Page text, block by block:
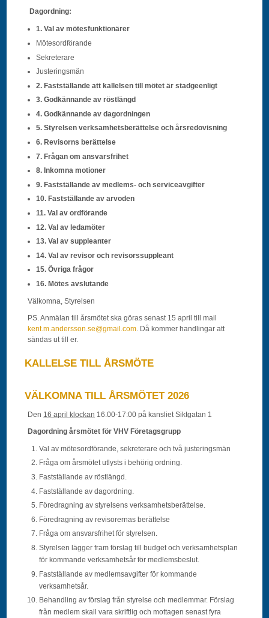
Dagordning:
1. Val av mötesfunktionärer
Mötesordförande
Sekreterare
Justeringsmän
2. Fastställande att kallelsen till mötet är stadgeenligt
3. Godkännande av röstlängd
4. Godkännande av dagordningen
5. Styrelsen verksamhetsberättelse och årsredovisning
6. Revisorns berättelse
7. Frågan om ansvarsfrihet
8. Inkomna motioner
9. Fastställande av medlems- och serviceavgifter
10. Fastställande av arvoden
11. Val av ordförande
12. Val av ledamöter
13. Val av suppleanter
14. Val av revisor och revisorssuppleant
15. Övriga frågor
16. Mötes avslutande
Välkomna, Styrelsen
PS. Anmälan till årsmötet ska göras senast 15 april till mail
kent.m.andersson.se@gmail.com. Då kommer handlingar att
sändas ut till er.
KALLELSE TILL ÅRSMÖTE
VÄLKOMNA TILL ÅRSMÖTET 2026
Den 16 april klockan 16.00-17:00 på kansliet Siktgatan 1
Dagordning årsmötet för VHV Företagsgrupp
Val av mötesordförande, sekreterare och två justeringsmän
Fråga om årsmötet utlysts i behörig ordning.
Fastställande av röstlängd.
Fastställande av dagordning.
Föredragning av styrelsens verksamhetsberättelse.
Föredragning av revisorernas berättelse
Fråga om ansvarsfrihet för styrelsen.
Styrelsen lägger fram förslag till budget och verksamhetsplan
för kommande verksamhetsår för medlemsbeslut.
Fastställande av medlemsavgifter för kommande
verksamhetsår.
Behandling av förslag från styrelse och medlemmar. Förslag
från medlem skall vara skriftlig och mottagen senast fyra